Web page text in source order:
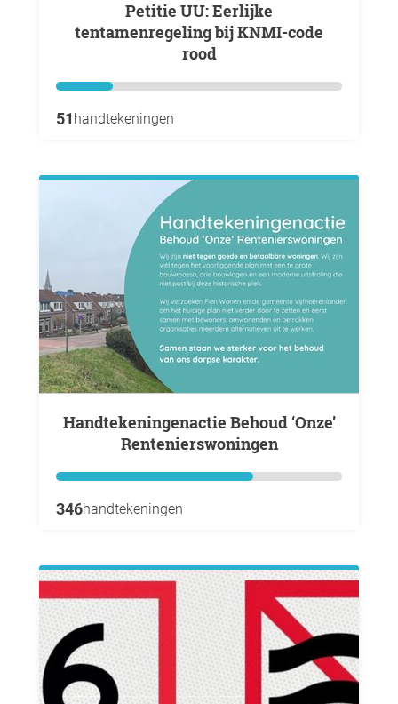
Petitie UU: Eerlijke
tentamenregeling bij KNMI-code
rood
51 handtekeningen
Handtekeningenactie Behoud ‘Onze’
Rentenierswoningen
346handtekeningen